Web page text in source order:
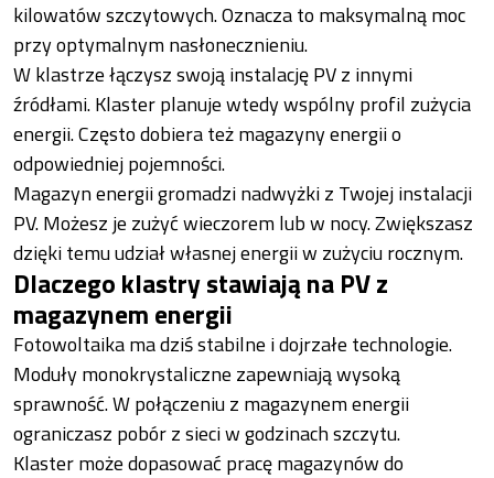
kilowatów szczytowych. Oznacza to maksymalną moc
przy optymalnym nasłonecznieniu.
W klastrze łączysz swoją instalację PV z innymi
źródłami. Klaster planuje wtedy wspólny profil zużycia
energii. Często dobiera też magazyny energii o
odpowiedniej pojemności.
Magazyn energii gromadzi nadwyżki z Twojej instalacji
PV. Możesz je zużyć wieczorem lub w nocy. Zwiększasz
dzięki temu udział własnej energii w zużyciu rocznym.
Dlaczego klastry stawiają na PV z
magazynem energii
Fotowoltaika ma dziś stabilne i dojrzałe technologie.
Moduły monokrystaliczne zapewniają wysoką
sprawność. W połączeniu z magazynem energii
ograniczasz pobór z sieci w godzinach szczytu.
Klaster może dopasować pracę magazynów do